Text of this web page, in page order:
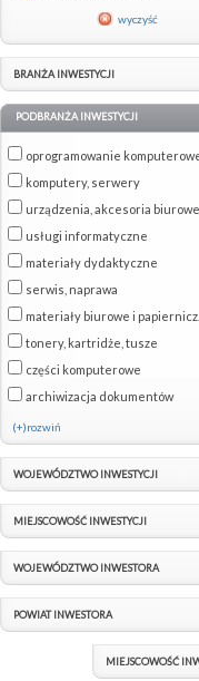
wyczyść
BRANŻA INWESTYCJI
PODBRANŻA INWESTYCJI
oprogramowanie
komputery, serwery
urządzenia, akcesoria biurowe
usługi informatyczne
materiały dydaktyczne
serwis, naprawa
materiały biurowe i papiernicz...
tonery, kartridże, tusze
części komputerowe
archiwizacja dokumentów
(+)rozwiń
WOJEWÓDZTWO INWESTYCJI
MIEJSCOWOŚĆ INWESTYCJI
WOJEWÓDZTWO INWESTORA
POWIAT INWESTORA
MIEJSCOWOŚĆ